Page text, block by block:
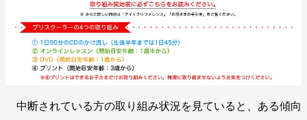
中断されている方の取り組み状況を見ていると、ある傾向